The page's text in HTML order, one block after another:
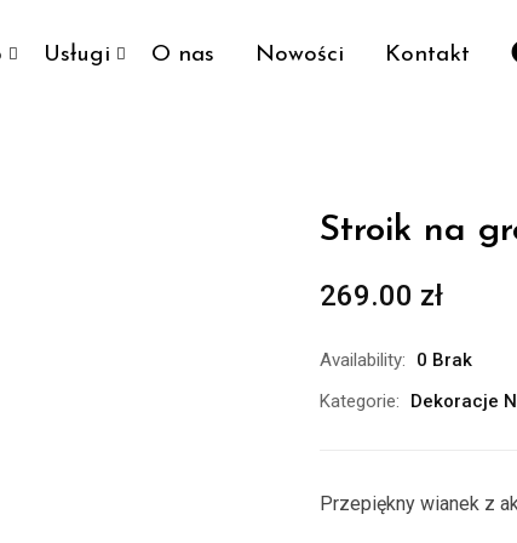
Usługi O nas Nowości Kontakt
Stroik na
269.00 zł
Availability:
0 Brak
Kategorie:
Dekoracje
Przepiękny wianek z